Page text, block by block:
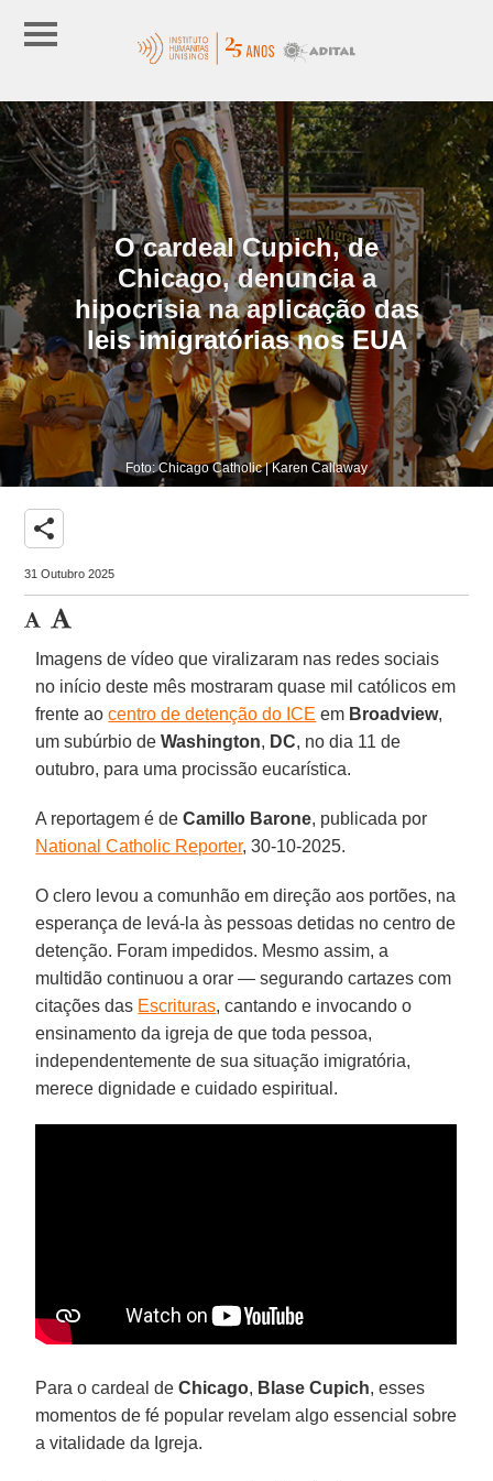
O cardeal Cupich, de
Chicago, denuncia a
hipocrisia na aplicação das
leis imigratórias nos EUA
Foto: Chicago Catholic | Karen Callaway
share
31 Outubro 2025
Imagens de vídeo que viralizaram nas redes sociais
no início deste mês mostraram quase mil católicos em
frente aocentro de detenção do ICE em Broadview,
um subúrbio deWashington, DC, no dia 11 de
outubro, para uma procissão eucarística.
A reportagem é deCamillo Barone, publicada por
National Catholic Reporter, 30-10-2025.
O clero levou a comunhão em direção aos portões, na
esperança de levá-la às pessoas detidas no centro de
detenção. Foram impedidos. Mesmo assim, a
multidão continuou a orar — segurando cartazes com
citações das Escrituras, cantando e invocando o
ensinamento da igreja de que toda pessoa,
independentemente de sua situação imigratória,
merece dignidade e cuidado espiritual.
Para o cardeal deChicago, Blase Cupich, esses
momentos de fé popular revelam algo essencial sobre
a vitalidade da Igreja.